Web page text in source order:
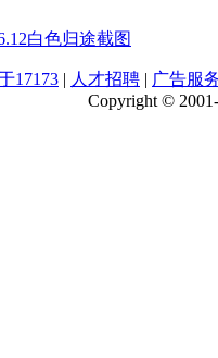
白色归途截图
17173 | 人才招聘 | 广告服
Copyright ©